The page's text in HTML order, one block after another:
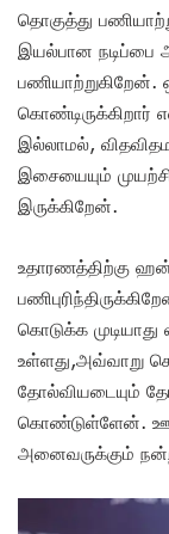
தொகுத்து
இயல்பான நடிப்பை
கொண்டிருக்கிறார்
இல்லாமல்,
இசையையும்
இருக்கிறேன்.
உதாரணத்திற்கு
கொடுக்க
உள்ளது,அவ்வாறு
தோல்வியடையும்
கொண்டுள்ளேன்.
அனைவருக்கும்